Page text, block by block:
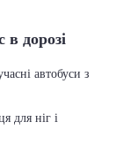
дорозі
автобуси з
для ніг і